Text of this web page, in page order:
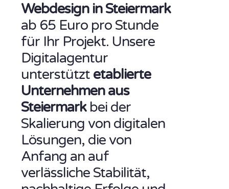
Webdesign in Steiermark
ab 65 Euro pro Stunde
für Ihr Projekt. Unsere
Digitalagentur
unterstützt etablierte
Unternehmen aus
Steiermarkbei der
Skalierung von digitalen
Lösungen, die von
Anfang an auf
verlässliche Stabilität,